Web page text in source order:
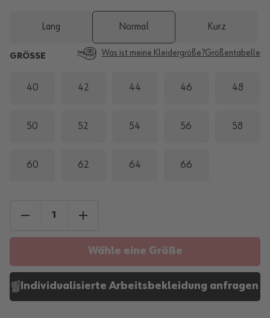
Lang Normal Kurz
GRÖSSE Was ist meine Kleidergröße?Größentabelle
40 42 44 46 48
50 52 54 56 58
60 62 64 66
Wähle eine Größe
Individualisierte Arbeitsbekleidung anfragen